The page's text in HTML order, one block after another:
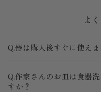
よ
Q.器は購入後すぐに使えま
Q.作家さんのお皿は食器
すか？